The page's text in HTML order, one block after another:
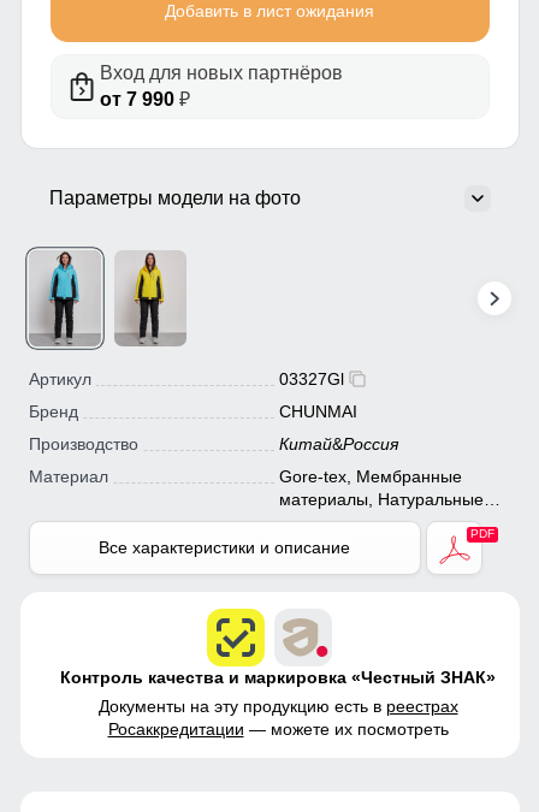
Добавить в лист ожидания
Вход для новых партнёров
от 7 990₽
Параметры модели на фото
Артикул
03327Gl
Бренд
CHUNMAI
Производство
Китай&Россия
Материал
Gore-tex, Мембранные
материалы, Натуральные
материалы, Полиэстер,
Плащевка, Тефлон, Болонь,
Экологичные материалы
Все характеристики и описание
Контроль качества и маркировка «Честный ЗНАК»
Документы на эту продукцию есть в реестрах
Росаккредитации — можете их посмотреть